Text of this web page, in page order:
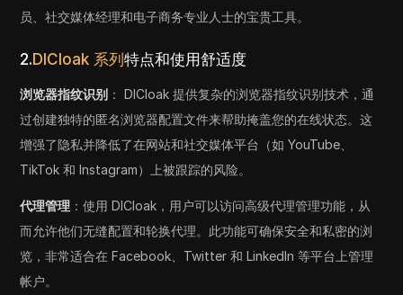
员、社交媒体经理和电子商务专业人士的宝贵工具。
2.DICloak 系列特点和使用舒适度
浏览器指纹识别 ： DICloak 提供复杂的浏览器指纹识别技术，通
过创建独特的匿名浏览器配置文件来帮助掩盖您的在线状态。这
增强了隐私并降低了在网站和社交媒体平台（如 YouTube、
TikTok 和 Instagram）上被跟踪的风险。
代理管理 ：使用 DICloak，用户可以访问高级代理管理功能，从
而允许他们无缝配置和轮换代理。此功能可确保安全和私密的浏
览，非常适合在 Facebook、Twitter 和 LinkedIn 等平台上管理
帐户。